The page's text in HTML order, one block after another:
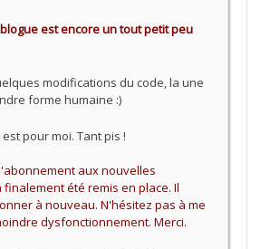
est encore un tout petit peu
modifications du code, la une
forme humaine :)
pour moi. Tant pis !
aux nouvelles
été remis en place. Il
à nouveau. N'hésitez pas à me
dysfonctionnement. Merci.